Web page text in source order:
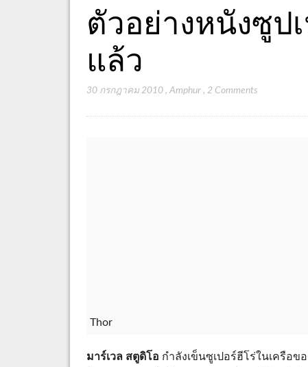
ตัวอย่างหนังซูป
แล้ว
30 กรกฎาคม 2010 ,Amphur ,2 Comments
Thor
มาร์เวล สตูดิโอ กำลังเข็นซูเปอร์ฮีโร่ในเครือข